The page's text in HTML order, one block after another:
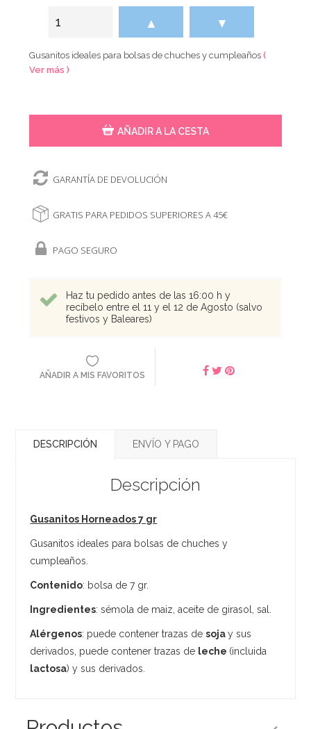
▲ ▼
Gusanitos ideales para bolsas de chuches y cumpleaños(
Ver más )
AÑADIR A LA CESTA
GARANTÍA DE DEVOLUCIÓN
GRATIS PARA PEDIDOS SUPERIORES A 45€
PAGO SEGURO
Haz tu pedido antes de las 16:00 h y
recíbelo entre el 11 y el 12 de Agosto (salvo
festivos y Baleares)
AÑADIR A MIS FAVORITOS
DESCRIPCIÓN ENVÍO Y PAGO
Descripción
Gusanitos Horneados 7 gr
Gusanitos ideales para bolsas de chuches y
cumpleaños.
Contenido: bolsa de 7 gr.
Ingredientes: sémola de maiz, aceite de girasol, sal.
Alérgenos: puede contener trazas desojay sus
derivados, puede contener trazas de leche (incluida
lactosa) y sus derivados.